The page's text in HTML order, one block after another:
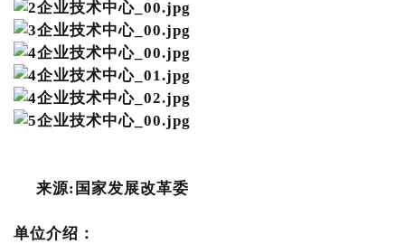
来源:国家发展改革委
单位介绍：